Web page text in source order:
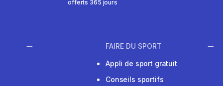
offerts 365 jours
FAIRE DU SPORT
Appli de sport gratuit
Conseils sportifs